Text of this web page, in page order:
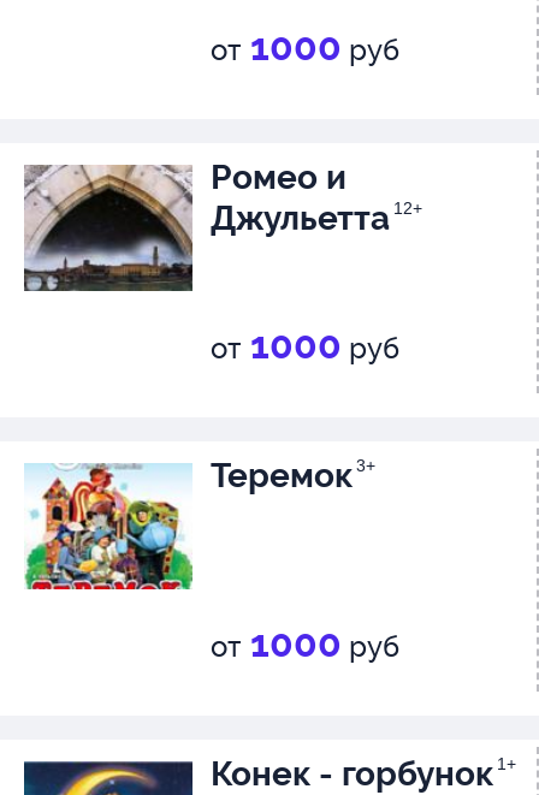
от 1000 руб
Ромео и
Джульетта 12+
от 1000 руб
Теремок3+
от 1000 руб
Конек - горбунок 1+